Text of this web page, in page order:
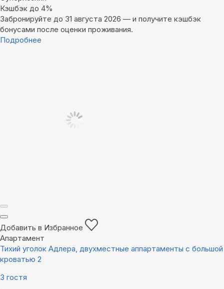
Кэшбэк до 4%
Забронируйте до 31 августа 2026 — и получите кэшбэк
бонусами после оценки проживания.
Подробнее
Добавить в Избранное
Апартамент
Тихий уголок Адлера, двухместные аппартаменты с большой
кроватью 2
3 гостя